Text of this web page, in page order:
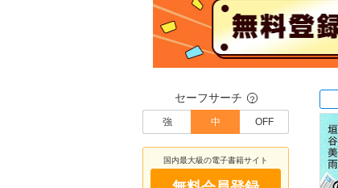
セーフサーチ ？
強 中 OFF
国内最大級の電子書籍サイト